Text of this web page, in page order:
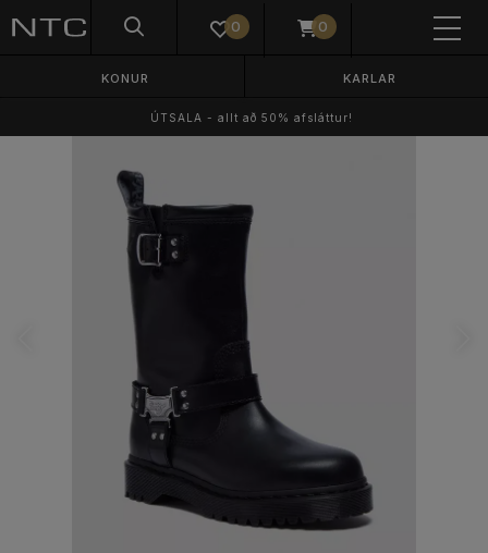
0 0
KONUR KARLAR
ÚTSALA - allt að 50% afsláttur!